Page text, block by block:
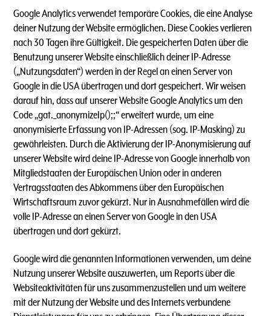
Google Analytics verwendet temporäre Cookies, die eine Analyse
deiner Nutzung der Website ermöglichen. Diese Cookies verlieren
nach 30 Tagen ihre Gültigkeit. Die gespeicherten Daten über die
Benutzung unserer Website einschließlich deiner IP-Adresse
(„Nutzungsdaten“) werden in der Regel an einen Server von
Google in die USA übertragen und dort gespeichert. Wir weisen
darauf hin, dass auf unserer Website Google Analytics um den
Code „gat._anonymizeIp();;“ erweitert wurde, um eine
anonymisierte Erfassung von IP-Adressen (sog. IP-Masking) zu
gewährleisten. Durch die Aktivierung der IP-Anonymisierung auf
unserer Website wird deine IP-Adresse von Google innerhalb von
Mitgliedstaaten der Europäischen Union oder in anderen
Vertragsstaaten des Abkommens über den Europäischen
Wirtschaftsraum zuvor gekürzt. Nur in Ausnahmefällen wird die
volle IP-Adresse an einen Server von Google in den USA
übertragen und dort gekürzt.
Google wird die genannten Informationen verwenden, um deine
Nutzung unserer Website auszuwerten, um Reports über die
Websiteaktivitäten für uns zusammenzustellen und um weitere
mit der Nutzung der Website und des Internets verbundene